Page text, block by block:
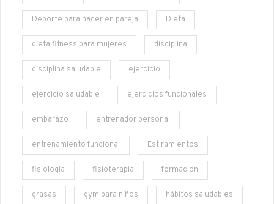
Deporte para hacer en pareja Dieta
dieta fitness para mujeres disciplina
disciplina saludable ejercicio
ejercicio saludable ejercicios funcionales
embarazo entrenador personal
entrenamiento funcional Estiramientos
fisiología fisioterapia formacion
grasas gym para niños hábitos saludables